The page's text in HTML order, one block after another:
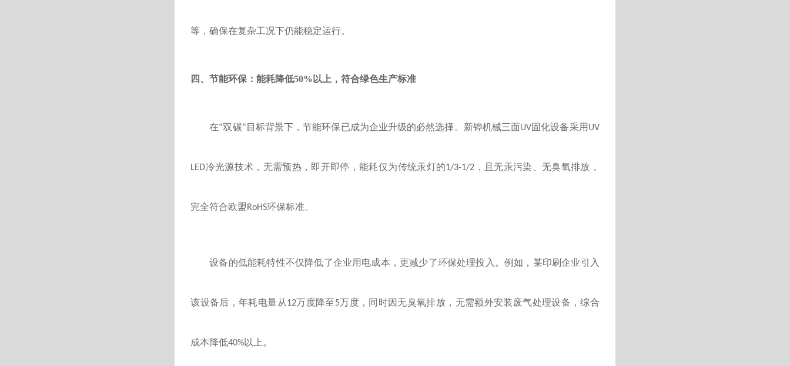
等，确保在复杂工况下仍能稳定运行。
四、节能环保：能耗降低50%以上，符合绿色生产标准
在“双碳” 目标背景下，节能环保已成为企业升级的必然选择。新铧机械三面UV固化设备采用 UV
LED冷光源技术，无需预热，即开即停，能耗仅为传统汞灯的1/3-1/2 ，且无汞污染、无臭氧排放，
完全符合欧盟 RoHS环保标准。
设备的低能耗特性不仅降低了企业用电成本，更减少了环保处理投入。例如，某印刷企业引入
该设备后，年耗电量从12万度降至5万度，同时因无臭氧排放，无需额外安装废气处理设备，综合
成本降低40%以上。